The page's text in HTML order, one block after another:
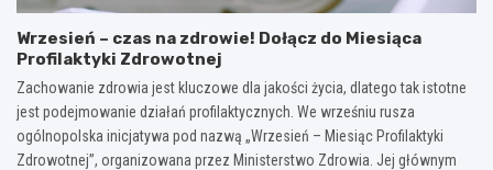
Wrzesień – czas na zdrowie! Dołącz do Miesiąca
Profilaktyki Zdrowotnej
Zachowanie zdrowia jest kluczowe dla jakości życia, dlatego tak istotne
jest podejmowanie działań profilaktycznych. We wrześniu rusza
ogólnopolska inicjatywa pod nazwą „Wrzesień – Miesiąc Profilaktyki
Zdrowotnej”, organizowana przez Ministerstwo Zdrowia. Jej głównym